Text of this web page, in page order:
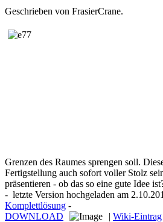
Geschrieben von FrasierCrane.
Grenzen des Raumes sprengen soll.
Fertigstellung auch sofort voller Stolz
präsentieren - ob das so eine gute Idee
- letzte Version hochgeladen am
Komplettlösung -
DOWNLOAD
| Wiki-Eintrag